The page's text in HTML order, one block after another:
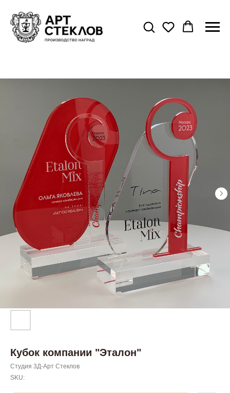
Кубок компании "Эталон"
Студия 3Д-Арт Стеклов
SKU: